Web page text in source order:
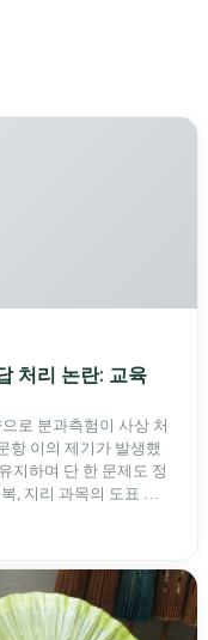
처리 논란: 교육
로 분과측험이 사상 처
항 이의 제기가 발생했
지하며 단 한 문제도 정
, 지리 과목의 도표 오
"라고만 답했다. 국회